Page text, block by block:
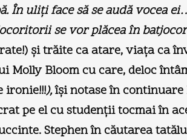
În uliţi face să se audă vocea
se vor plăcea în
şi trăite ca atare, viaţa ca
Molly Bloom cu care, deloc
ironie!!!),îşi notase în continuare
pe el cu studenţii tocmai în
Stephen în căutarea